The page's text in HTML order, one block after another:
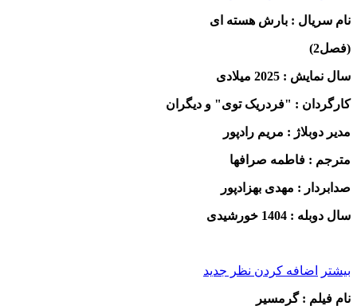
نام سریال : بارش هسته ای
(فصل2)
سال نمایش : 2025 میلادی
کارگردان : "فردریک توی" و دیگران
مدیر دوبلاژ : مریم رادپور
مترجم : فاطمه صرافها
صدابردار : مهدی بهزادپور
سال دوبله : 1404 خورشیدی
بیشتر اضافه کردن نظر جدید
نام فیلم : گرمسیر